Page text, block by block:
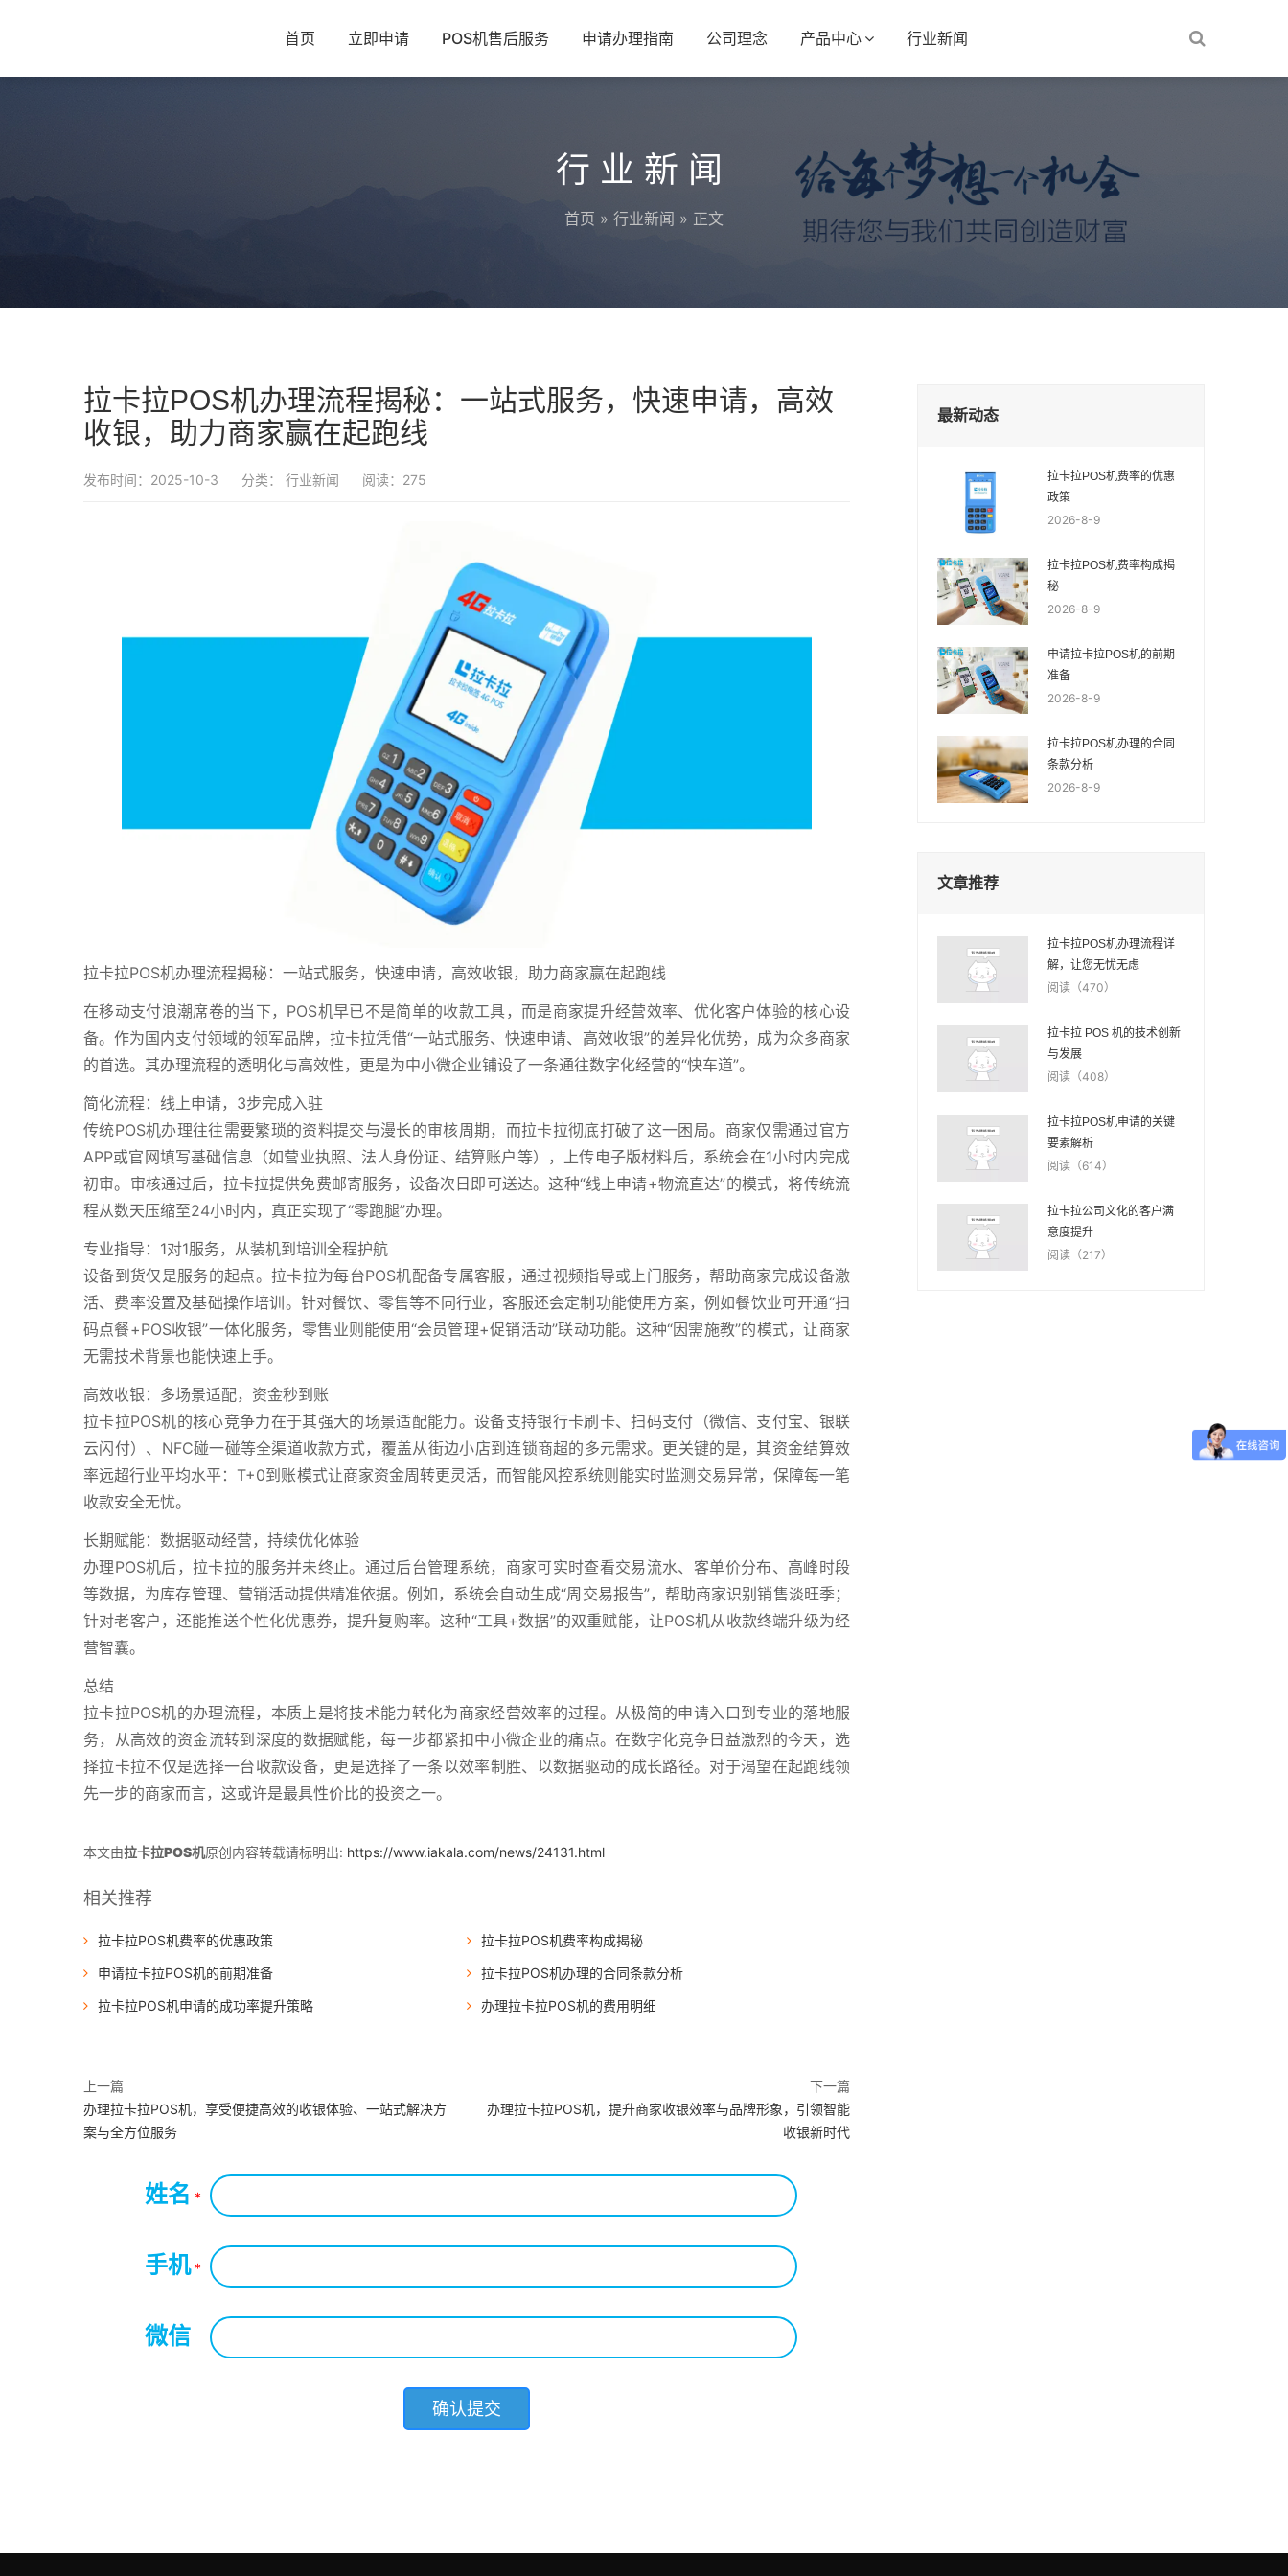
首页 立即申请 POS机售后服务 申请办理指南 公司理念 产品中心 行业新闻
行业新闻
首页 » 行业新闻 » 正文
拉卡拉POS机办理流程揭秘：一站式服务，快速申请，高效
收银，助力商家赢在起跑线
发布时间：2025-10-3 分类： 行业新闻 阅读：275
拉卡拉POS机办理流程揭秘：一站式服务，快速申请，高效收银，助力商家赢在起跑线
在移动支付浪潮席卷的当下，POS机早已不是简单的收款工具，而是商家提升经营效率、优化客户体验的核心设
备。作为国内支付领域的领军品牌，拉卡拉凭借“一站式服务、快速申请、高效收银”的差异化优势，成为众多商家
的首选。其办理流程的透明化与高效性，更是为中小微企业铺设了一条通往数字化经营的“快车道”。
简化流程：线上申请，3步完成入驻
传统POS机办理往往需要繁琐的资料提交与漫长的审核周期，而拉卡拉彻底打破了这一困局。商家仅需通过官方
APP或官网填写基础信息（如营业执照、法人身份证、结算账户等），上传电子版材料后，系统会在1小时内完成
初审。审核通过后，拉卡拉提供免费邮寄服务，设备次日即可送达。这种“线上申请+物流直达”的模式，将传统流
程从数天压缩至24小时内，真正实现了“零跑腿”办理。
专业指导：1对1服务，从装机到培训全程护航
设备到货仅是服务的起点。拉卡拉为每台POS机配备专属客服，通过视频指导或上门服务，帮助商家完成设备激
活、费率设置及基础操作培训。针对餐饮、零售等不同行业，客服还会定制功能使用方案，例如餐饮业可开通“扫
码点餐+POS收银”一体化服务，零售业则能使用“会员管理+促销活动”联动功能。这种“因需施教”的模式，让商家
无需技术背景也能快速上手。
高效收银：多场景适配，资金秒到账
拉卡拉POS机的核心竞争力在于其强大的场景适配能力。设备支持银行卡刷卡、扫码支付（微信、支付宝、银联
云闪付）、NFC碰一碰等全渠道收款方式，覆盖从街边小店到连锁商超的多元需求。更关键的是，其资金结算效
率远超行业平均水平：T+0到账模式让商家资金周转更灵活，而智能风控系统则能实时监测交易异常，保障每一笔
收款安全无忧。
长期赋能：数据驱动经营，持续优化体验
办理POS机后，拉卡拉的服务并未终止。通过后台管理系统，商家可实时查看交易流水、客单价分布、高峰时段
等数据，为库存管理、营销活动提供精准依据。例如，系统会自动生成“周交易报告”，帮助商家识别销售淡旺季；
针对老客户，还能推送个性化优惠券，提升复购率。这种“工具+数据”的双重赋能，让POS机从收款终端升级为经
营智囊。
总结
拉卡拉POS机的办理流程，本质上是将技术能力转化为商家经营效率的过程。从极简的申请入口到专业的落地服
务，从高效的资金流转到深度的数据赋能，每一步都紧扣中小微企业的痛点。在数字化竞争日益激烈的今天，选
择拉卡拉不仅是选择一台收款设备，更是选择了一条以效率制胜、以数据驱动的成长路径。对于渴望在起跑线领
先一步的商家而言，这或许是最具性价比的投资之一。
本文由拉卡拉POS机原创内容转载请标明出: https://www.iakala.com/news/24131.html
相关推荐
拉卡拉POS机费率的优惠政策
拉卡拉POS机费率构成揭秘
申请拉卡拉POS机的前期准备
拉卡拉POS机办理的合同条款分析
拉卡拉POS机申请的成功率提升策略
办理拉卡拉POS机的费用明细
上一篇
办理拉卡拉POS机，享受便捷高效的收银体验、一站式解决方
案与全方位服务
下一篇
办理拉卡拉POS机，提升商家收银效率与品牌形象，引领智能
收银新时代
姓名 *
手机*
微信
最新动态
拉卡拉POS机费率的优惠
政策
2026-8-9
拉卡拉POS机费率构成揭
秘
2026-8-9
申请拉卡拉POS机的前期
准备
2026-8-9
拉卡拉POS机办理的合同
条款分析
2026-8-9
文章推荐
拉卡拉POS机办理流程详
解，让您无忧无虑
阅读（470）
拉卡拉 POS 机的技术创新
与发展
阅读（408）
拉卡拉POS机申请的关键
要素解析
阅读（614）
拉卡拉公司文化的客户满
意度提升
阅读（217）